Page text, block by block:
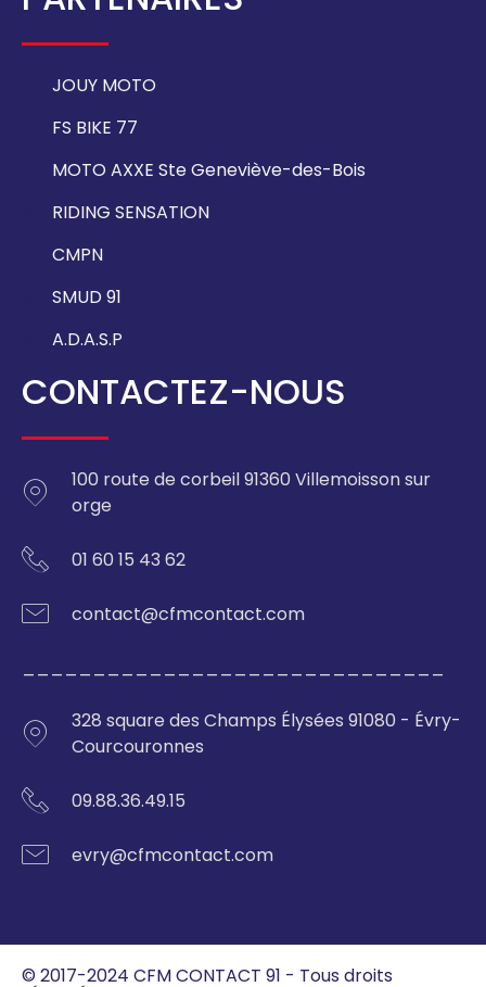
JOUY MOTO
FS BIKE 77
MOTO AXXE Ste Geneviève-des-Bois
RIDING SENSATION
CMPN
SMUD 91
A.D.A.S.P
CONTACTEZ-NOUS
100 route de corbeil 91360 Villemoisson sur
orge
01 60 15 43 62
contact@cfmcontact.com
328 square des Champs Élysées 91080 - Évry-
Courcouronnes
09.88.36.49.15
evry@cfmcontact.com
© 2017-2024 CFM CONTACT 91 - Tous droits